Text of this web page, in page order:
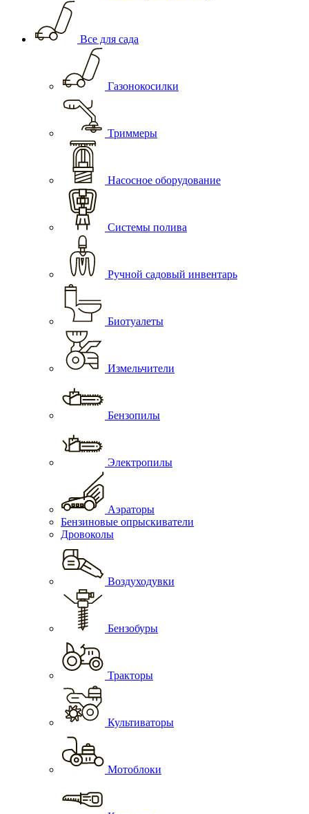
Все для сада
Газонокосилки
Триммеры
Насосное оборудование
Системы полива
Ручной садовый инвентарь
Биотуалеты
Измельчители
Бензопилы
Электропилы
Аэраторы
Бензиновые опрыскиватели
Дровоколы
Воздуходувки
Бензобуры
Тракторы
Культиваторы
Мотоблоки